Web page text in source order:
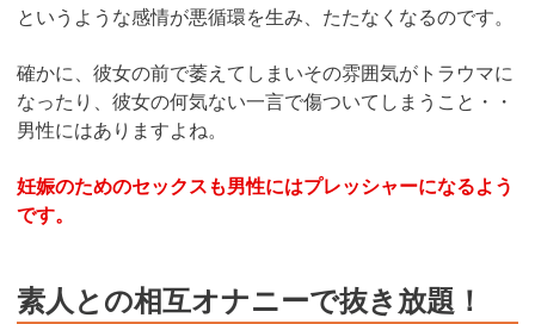
というような感情が悪循環を生み、たたなくなるのです。
確かに、彼女の前で萎えてしまいその雰囲気がトラウマに
なったり、彼女の何気ない一言で傷ついてしまうこと・・
男性にはありますよね。
妊娠のためのセックスも男性にはプレッシャーになるよう
です。
素人との相互オナニーで抜き放題！